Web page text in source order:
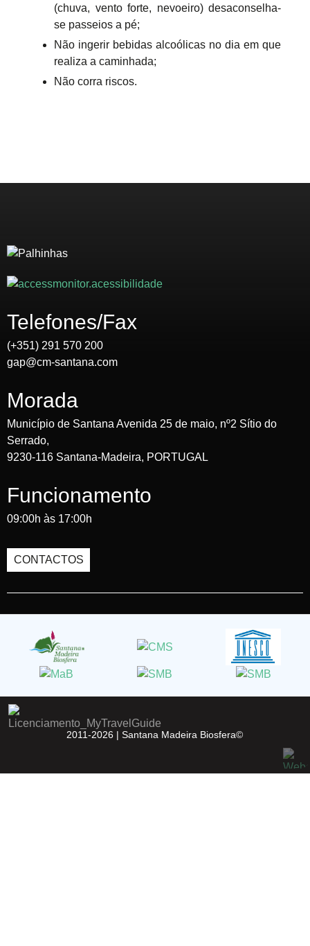
(chuva, vento forte, nevoeiro) desaconselha-
se passeios a pé;
Não ingerir bebidas alcoólicas no dia em que
realiza a caminhada;
Não corra riscos.
Telefones/Fax
(+351) 291 570 200
gap@cm-santana.com
Morada
Município de Santana Avenida 25 de maio, nº2 Sítio do
Serrado,
9230-116 Santana-Madeira, PORTUGAL
Funcionamento
09:00h às 17:00h
CONTACTOS
2011-2026 |Santana Madeira Biosfera©